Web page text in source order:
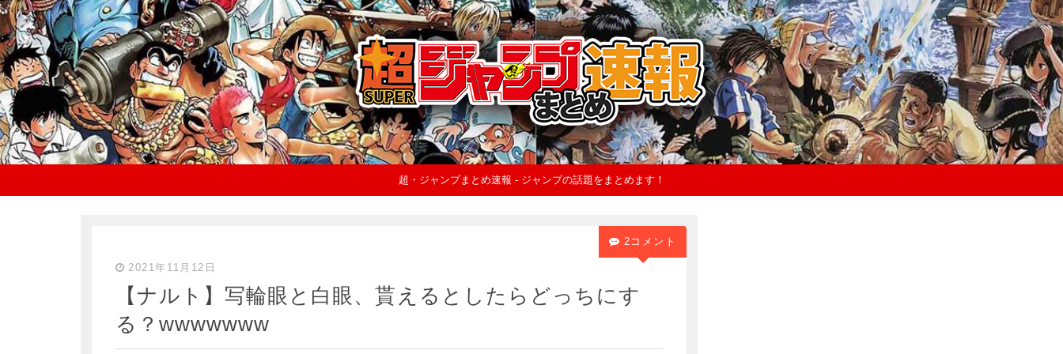
超・ジャンプまとめ速報 - ジャンプの話題をまとめます！
2021年11月12日
【ナルト】写輪眼と白眼、貰えるとしたらどっちにす
る？wwwwwww
2コメント